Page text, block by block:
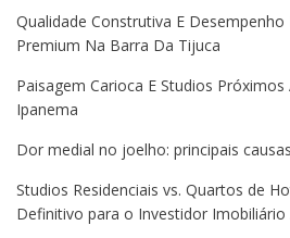
Qualidade Construtiva E
Premium Na Barra Da Tijuca
Paisagem Carioca E Studios Próximos
Ipanema
Dor medial no joelho: principais
Studios Residenciais vs. Quartos de
Definitivo para o Investidor